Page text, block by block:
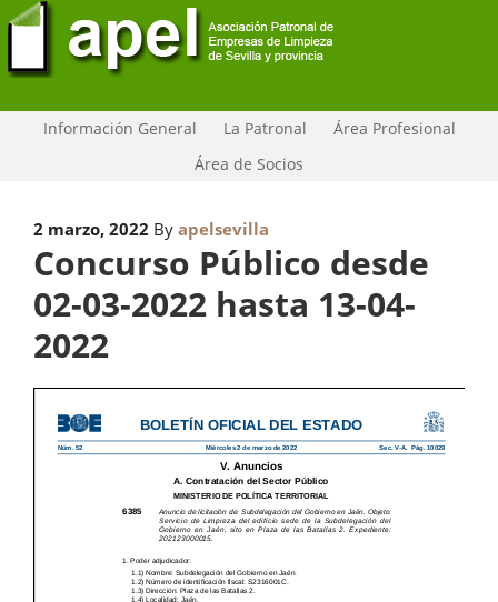
Información General La Patronal
Área Profesional
Área de Socios
2 marzo, 2022 By apelsevilla
Concurso Público desde
02-03-2022 hasta 13-04-
2022